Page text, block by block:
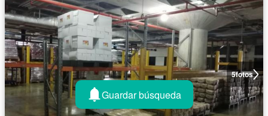
5fotos
Guardar búsqueda